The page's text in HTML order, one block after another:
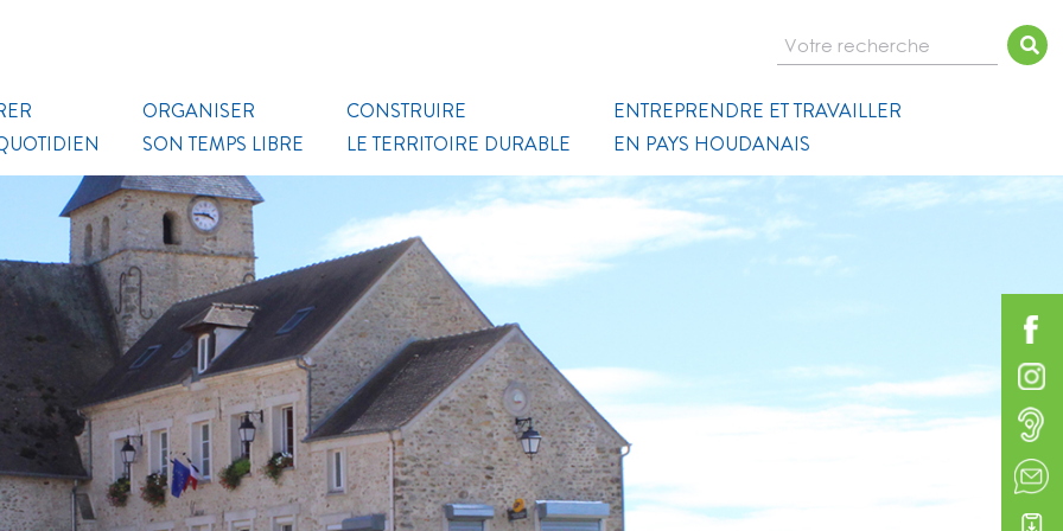
Votre recherche
ORGANISER
SON TEMPS LIBRE
CONSTRUIRE
LE TERRITOIRE DURABLE
ENTREPRENDRE ET TRAVAILLER
EN PAYS HOUDANAIS